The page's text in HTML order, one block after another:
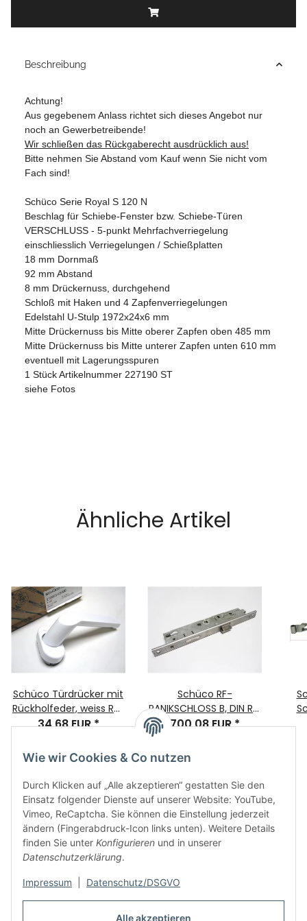
Alle akzeptieren
Wie wir Cookies & Co nutzen
Durch Klicken auf „Alle akzeptieren“ gestatten Sie den
Einsatz folgender Dienste auf unserer Website: YouTube,
Vimeo, ReCaptcha. Sie können die Einstellung jederzeit
ändern (Fingerabdruck-Icon links unten). Weitere Details
finden Sie unter Konfigurieren und in unserer
Datenschutzerklärung.
Impressum Datenschutz/DSGVO
Beschreibung
Achtung!
Aus gegebenem Anlass richtet sich dieses Angebot nur
noch an Gewerbetreibende!
Wir schließen das Rückgaberecht ausdrücklich aus!
Bitte nehmen Sie Abstand vom Kauf wenn Sie nicht vom
Fach sind!
Schüco Serie Royal S 120 N
Beschlag für Schiebe-Fenster bzw. Schiebe-Türen
VERSCHLUSS - 5-punkt Mehrfachverriegelung
einschliesslich Verriegelungen / Schießplatten
18 mm Dornmaß
92 mm Abstand
8 mm Drückernuss, durchgehend
Schloß mit Haken und 4 Zapfenverriegelungen
Edelstahl U-Stulp 1972x24x6 mm
Mitte Drückernuss bis Mitte oberer Zapfen oben 485 mm
Mitte Drückernuss bis Mitte unterer Zapfen unten 610 mm
eventuell mit Lagerungsspuren
1 Stück Artikelnummer 227190 ST
siehe Fotos
Ähnliche Artikel
Schüco Türdrücker mit
Rückholfeder, weiss RAL
9016, 1 Stück, RT-LT
50mm, Artikelnummer:
210606
34,68 EUR*
Schüco RF-
PANIKSCHLOSS B, DIN RS,
34/92/9 U320x24
700,08 EUR*
Informationen
Rechtliches